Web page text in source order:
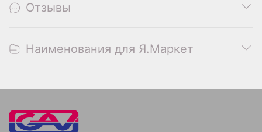
Отзывы
Наименования для Я.Маркет